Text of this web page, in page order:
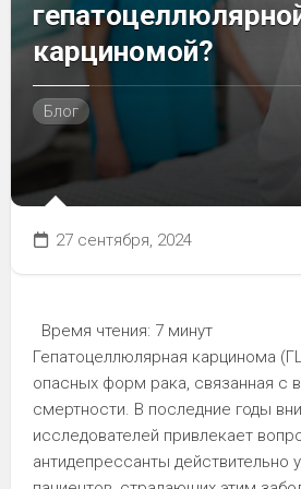
карциномой?
Блог
27 сентября, 2024
Время чтения: 7 минут
Гепатоцеллюлярная карцинома
опасных форм рака, связанная с
смертности. В последние годы
исследователей привлекает
антидепрессанты действительно